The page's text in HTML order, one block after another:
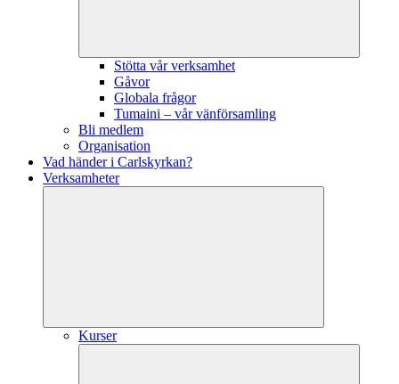
Stötta vår verksamhet
Gåvor
Globala frågor
Tumaini – vår vänförsamling
Bli medlem
Organisation
Vad händer i Carlskyrkan?
Verksamheter
Kurser